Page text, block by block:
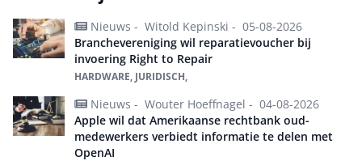
Nieuws - Witold Kepinski - 05-08-2026
Branchevereniging wil reparatievoucher bij
invoering Right to Repair
HARDWARE, JURIDISCH,
Nieuws - Wouter Hoeffnagel - 04-08-2026
Apple wil dat Amerikaanse rechtbank oud-
medewerkers verbiedt informatie te delen met
OpenAI